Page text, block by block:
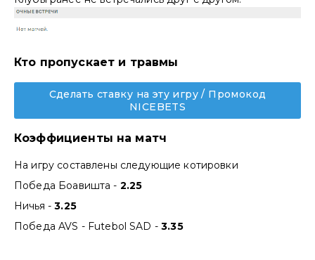
Кто пропускает и травмы
Сделать ставку на эту игру / Промокод
NICEBETS
Коэффициенты на матч
На игру составлены следующие котировки
Победа Боавишта - 2.25
Ничья -3.25
Победа AVS - Futebol SAD -3.35